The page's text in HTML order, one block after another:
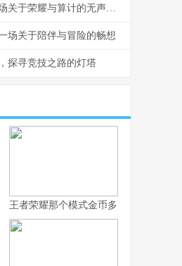
王者荣耀卡分巅峰赛，一场关于荣耀与算计的无声战争
场关于陪伴与冒险的畅想
探寻竞技之路的灯塔
，冷静瞄准与节奏掌控的艺术，副标题
王者荣耀那个模式金币多，揭秘高效积